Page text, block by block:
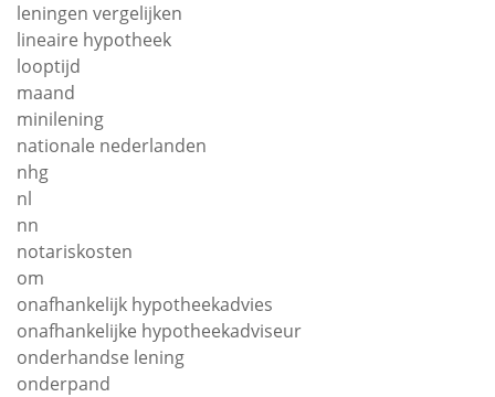
leningen vergelijken
lineaire hypotheek
looptijd
maand
minilening
nationale nederlanden
nhg
nl
nn
notariskosten
om
onafhankelijk hypotheekadvies
onafhankelijke hypotheekadviseur
onderhandse lening
onderpand